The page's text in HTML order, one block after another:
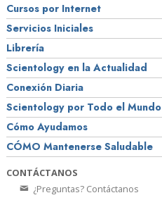
Cursos por Internet
Servicios Iniciales
Librería
Scientology en la Actualidad
Conexión Diaria
Scientology por Todo el Mundo
Cómo Ayudamos
CÓMO Mantenerse Saludable
CONTÁCTANOS
¿Preguntas? Contáctanos